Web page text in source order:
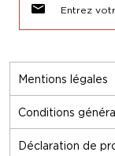
Mentions légales
Conditions
Déclaration de